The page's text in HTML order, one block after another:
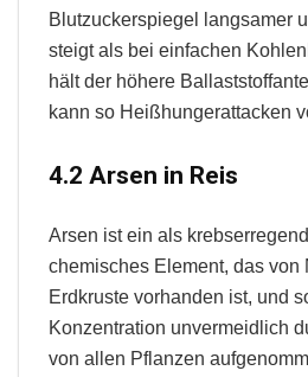
Blutzuckerspiegel langsamer
steigt als bei einfachen
hält der höhere
kann so Heißhungerattacken
4.2 Arsen in Reis
Arsen ist ein als
chemisches Element, das von
Erdkruste vorhanden ist, und
Konzentration unvermeidlich
von allen Pflanzen